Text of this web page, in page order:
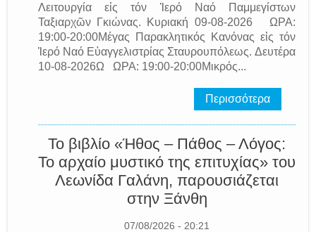
Λειτουργία εἰς τόν Ἱερό Ναό Παμμεγίστων
Ταξιαρχῶν Γκιώνας. Κυριακή 09-08-2026 ΩΡΑ:
19:00-20:00Μέγας Παρακλητικός Κανόνας εἰς τόν
Ἱερό Ναό Εὐαγγελιστρίας Σταυρουπόλεως. Δευτέρα
10-08-2026Ω ΩΡΑ: 19:00-20:00Μικρός...
Περισσότερα
Το βιβλίο «Ήθος – Πάθος – Λόγος:
Το αρχαίο μυστικό της επιτυχίας» του
Λεωνίδα Γαλάνη, παρουσιάζεται
στην Ξάνθη
07/08/2026 - 20:21